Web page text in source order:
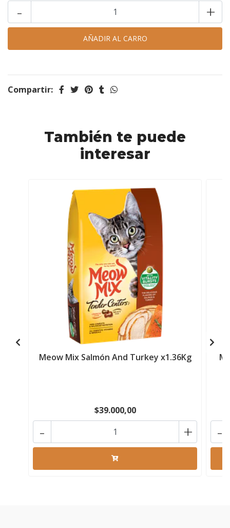
- +
Compartir:
También te puede
interesar
Meow Mix Salmón And Turkey x1.36Kg
$39.000,00
- + -